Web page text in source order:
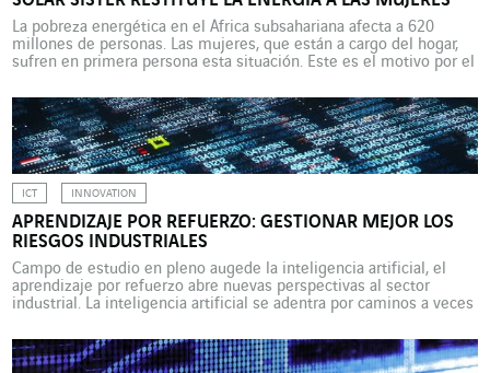
La pobreza energética en el África subsahariana afecta a 620
millones de personas. Las mujeres, que están a cargo del hogar,
sufren en primera persona esta situación. Este es el motivo por el
asociación para la promoción de las energías renovables ofrece
formación a mujeres de […]
ICT INNOVATION
APRENDIZAJE POR REFUERZO: GESTIONAR MEJOR LOS
RIESGOS INDUSTRIALES
Campo de estudio en pleno augede la inteligencia artificial, el
aprendizaje por refuerzo abre nuevas perspectivas al sector
industrial. La inteligencia artificial se adentra por caminos a veces
(machine learning) utilizaba hasta ahora -y todavía utiliza en gran
medida- un método que consiste en identificar los datos […]